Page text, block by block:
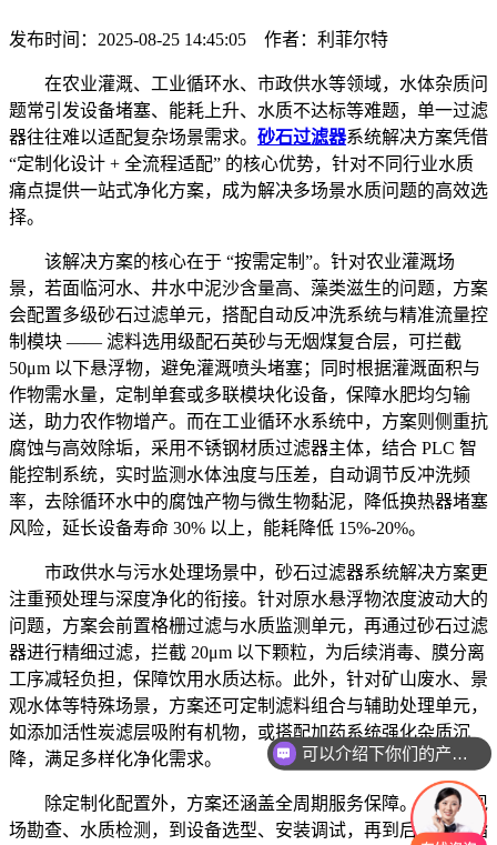
发布时间：2025-08-25 14:45:05 作者：利菲尔特
在农业灌溉、工业循环水、市政供水等领域，水体杂质问
题常引发设备堵塞、能耗上升、水质不达标等难题，单一过滤
器往往难以适配复杂场景需求。 砂石过滤器系统解决方案凭借
“定制化设计 + 全流程适配” 的核心优势，针对不同行业水质
痛点提供一站式净化方案，成为解决多场景水质问题的高效选
择。
该解决方案的核心在于 “按需定制”。针对农业灌溉场
景，若面临河水、井水中泥沙含量高、藻类滋生的问题，方案
会配置多级砂石过滤单元，搭配自动反冲洗系统与精准流量控
制模块 —— 滤料选用级配石英砂与无烟煤复合层，可拦截
50μm 以下悬浮物，避免灌溉喷头堵塞；同时根据灌溉面积与
作物需水量，定制单套或多联模块化设备，保障水肥均匀输
送，助力农作物增产。而在工业循环水系统中，方案则侧重抗
腐蚀与高效除垢，采用不锈钢材质过滤器主体，结合 PLC 智
能控制系统，实时监测水体浊度与压差，自动调节反冲洗频
率，去除循环水中的腐蚀产物与微生物黏泥，降低换热器堵塞
风险，延长设备寿命 30% 以上，能耗降低 15%-20%。
市政供水与污水处理场景中，砂石过滤器系统解决方案更
注重预处理与深度净化的衔接。针对原水悬浮物浓度波动大的
问题，方案会前置格栅过滤与水质监测单元，再通过砂石过滤
器进行精细过滤，拦截 20μm 以下颗粒，为后续消毒、膜分离
工序减轻负担，保障饮用水质达标。此外，针对矿山废水、景
观水体等特殊场景，方案还可定制滤料组合与辅助处理单元，
如添加活性炭滤层吸附有机物，或搭配加药系统强化杂质沉
降，满足多样化净化需求。
除定制化配置外，方案还涵盖全周期服务保障。从前期现
场勘查、水质检测，到设备选型、安装调试，再到后期运维指
可以介绍下你们的产品么